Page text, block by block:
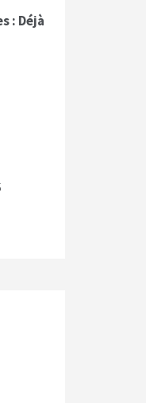
: Déjà